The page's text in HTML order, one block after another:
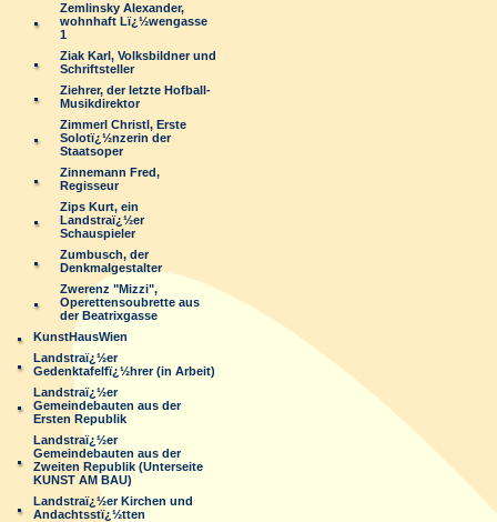
Zemlinsky Alexander,
wohnhaft Lï¿½wengasse
1
Ziak Karl, Volksbildner und
Schriftsteller
Ziehrer, der letzte Hofball-
Musikdirektor
Zimmerl Christl, Erste
Solotï¿½nzerin der
Staatsoper
Zinnemann Fred,
Regisseur
Zips Kurt, ein
Landstraï¿½er
Schauspieler
Zumbusch, der
Denkmalgestalter
Zwerenz "Mizzi",
Operettensoubrette aus
der Beatrixgasse
KunstHausWien
Landstraï¿½er
Gedenktafelfï¿½hrer (in Arbeit)
Landstraï¿½er
Gemeindebauten aus der
Ersten Republik
Landstraï¿½er
Gemeindebauten aus der
Zweiten Republik (Unterseite
KUNST AM BAU)
Landstraï¿½er Kirchen und
Andachtsstï¿½tten